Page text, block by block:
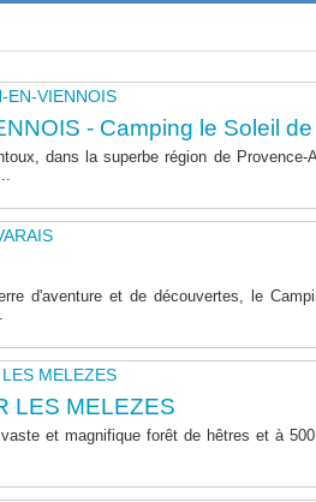
EN-VIENNOIS
- Camping le Soleil
dans la superbe région de
d'aventure et de découvertes, le
MELEZES
LES MELEZES
et magnifique forêt de hêtres et à